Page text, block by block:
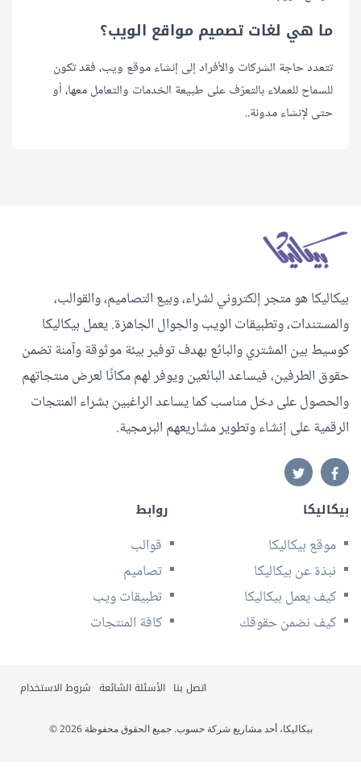
ما هي لغات تصميم مواقع الويب؟
تتعدد حاجة الشركات والأفراد إلى إنشاء موقع ويب، فقد تكون
للسماح للعملاء بالتعرّف على طبيعة الخدمات والتعامل معها، أو
حتى لإنشاء مدونة..
بيكاليكا هو متجر إلكتروني لشراء، وبيع التصاميم، والقوالب،
والمستندات، وتطبيقات الويب والجوال الجاهزة. يعمل بيكاليكا
كوسيط بين المشتري والبائع بهدف توفير بيئة موثوقة وآمنة تضمن
حقوق الطرفين، فيساعد البائعين ويوفر لهم مكانًا لعرض منتجاتهم
والحصول على دخل مناسب كما يساعد الراغبين بشراء المنتجات
الرقمية على إنشاء وتطوير مشاريعهم البرمجية.
بيكاليكا
موقع بيكاليكا
نبذة عن بيكاليكا
كيف يعمل بيكاليكا
كيف نضمن حقوقك
روابط
قوالب
تصاميم
تطبيقات ويب
كافة المنتجات
اتصل بنا الأسئلة الشائعة شروط الاستخدام
© 2026 بيكاليكا، أحد مشاريع شركة حسوب. جميع الحقوق محفوظة